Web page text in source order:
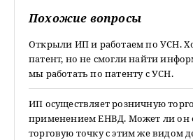
Похожие вопросы
Открыли ИП и работаем по УСН.
патент, но не смогли найти
мы работать по патенту с УСН.
ИП осуществляет розничную
применением ЕНВД. Может ли он
торговую точку с этим же видом